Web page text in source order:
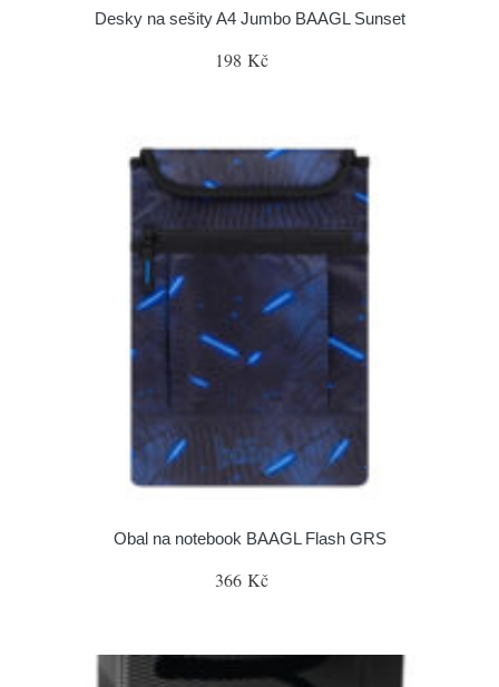
Desky na sešity A4 Jumbo BAAGL Sunset
198 Kč
Obal na notebook BAAGL Flash GRS
366 Kč